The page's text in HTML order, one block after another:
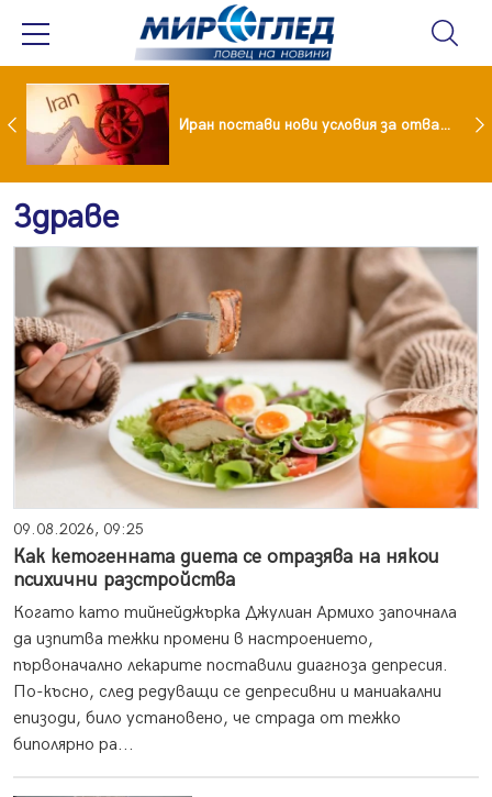
Как кетогенната диета се отразява на някои психични разстройства Иран постави нови условия за отварянето на Ормузкия проток
Здраве
09.08.2026, 09:25
Как кетогенната диета се отразява на някои
психични разстройства
Когато като тийнейджърка Джулиан Армихо започнала
да изпитва тежки промени в настроението,
първоначално лекарите поставили диагноза депресия.
По-късно, след редуващи се депресивни и маниакални
епизоди, било установено, че страда от тежко
биполярно ра...